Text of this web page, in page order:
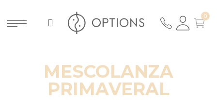
MESCOLANZA
PRIMAVERAL